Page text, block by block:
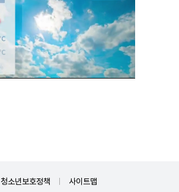
청소년보호정책 사이트맵